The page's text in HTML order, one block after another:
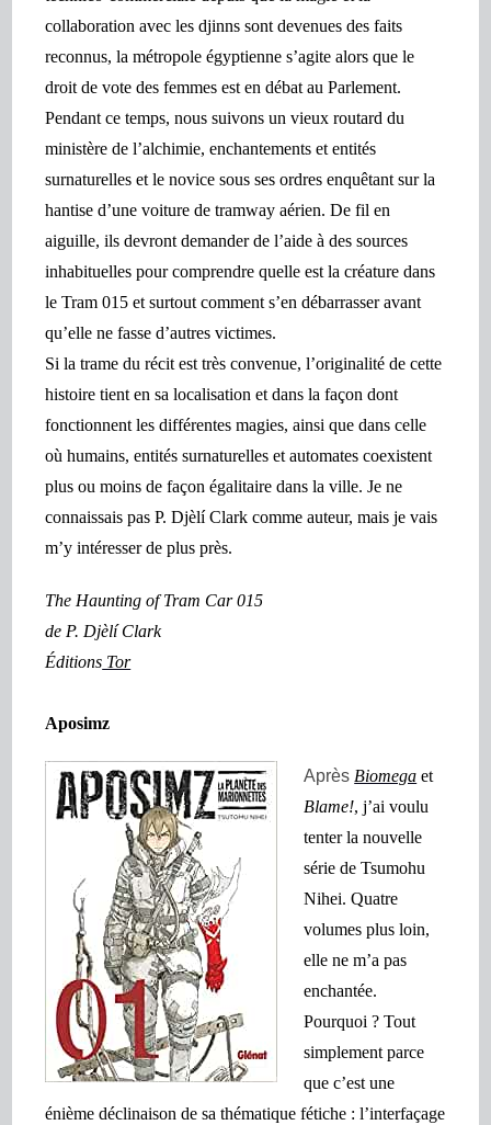
collaboration avec les djinns sont devenues des faits
reconnus, la métropole égyptienne s’agite alors que le
droit de vote des femmes est en débat au Parlement.
Pendant ce temps, nous suivons un vieux routard du
ministère de l’alchimie, enchantements et entités
surnaturelles et le novice sous ses ordres enquêtant sur la
hantise d’une voiture de tramway aérien. De fil en
aiguille, ils devrontdemander de l’aide à des sources
inhabituelles pour comprendre quelle est la créature dans
le Tram 015 et surtout comment s’en débarrasser avant
qu’elle ne fasse d’autres victimes.
Si la tramedu récit est très convenue, l’originalité de cette
histoire tient en sa localisation et dans la façon dont
fonctionnent les différentes magies, ainsi que dans celle
où humains, entités surnaturelles et automates coexistent
plus ou moins de façon égalitaire dans la ville. Je ne
connaissais pas P. Djèlí Clark comme auteur, mais je vais
m’y intéresser de plus près.
The Haunting of Tram Car 015
de P. Djèlí Clark
Éditions Tor
Aposimz
Après Biomega et
Blame!, j’ai voulu
tenter la nouvelle
série de Tsumohu
Nihei. Quatre
volumes plus loin,
elle ne m’a pas
enchantée.
Pourquoi ? Tout
simplement parce
que c’est une
énième déclinaison de sa thématique fétiche : l’interfaçage